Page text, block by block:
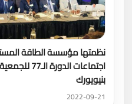
نظمتها مؤسسة الطاقة
اجتماعات
بنيويورك
2022-09-21